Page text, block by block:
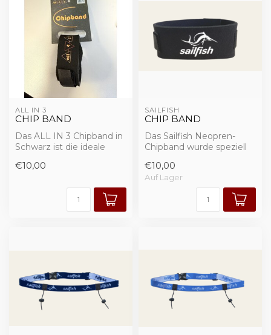
ALL IN 3
CHIP BAND
Das ALL IN 3 Chipband in
Schwarz ist die ideale
und komf...
€10,00
SAILFISH
CHIP BAND
Das Sailfish Neopren-
Chipband wurde speziell
Ausdaue...
€10,00
Auf Lager